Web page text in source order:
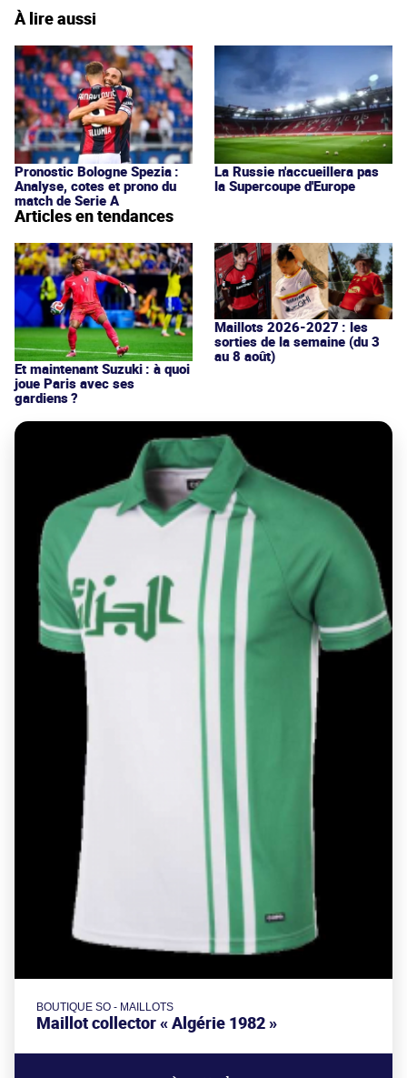
À lire aussi
Pronostic Bologne Spezia :
Analyse, cotes et prono du
match de Serie A
La Russie n'accueillera pas
la Supercoupe d'Europe
Articles en tendances
Et maintenant Suzuki : à quoi
joue Paris avec ses
gardiens ?
Maillots 2026-2027 : les
sorties de la semaine (du 3
au 8 août)
BOUTIQUE SO - MAILLOTS
Maillot collector « Algérie 1982 »